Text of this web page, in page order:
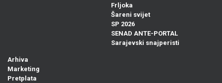
Frljoka
Šareni svijet
SP 2026
SENAD ANTE-PORTAL
Sarajevski snajperisti
Arhiva
Marketing
Pretplata